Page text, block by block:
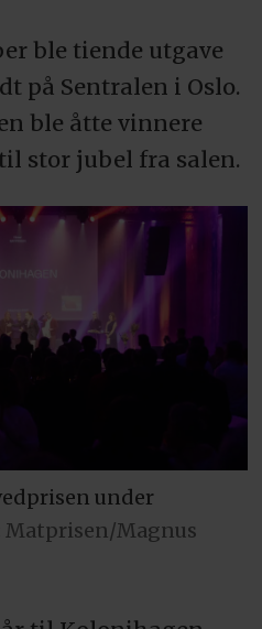
ble tiende utgave
på Sentralen i Oslo.
ble åtte vinnere
stor jubel fra salen.
under
Matprisen/Magnus